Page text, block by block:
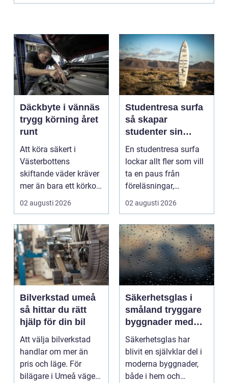
Däckbyte i vännäs
trygg körning året
runt
Att köra säkert i
Västerbottens
skiftande väder kräver
mer än bara ett körkort
och en pålitlig bil. ...
02 augusti 2026
Studentresa surfa
så skapar
studenter sin
ultimata paus från
plugget
En studentresa surfa
lockar allt fler som vill
ta en paus från
föreläsningar,
tentaplugg och sena
02 augusti 2026
Bilverkstad umeå
så hittar du rätt
hjälp för din bil
Att välja bilverkstad
handlar om mer än
pris och läge. För
bilägare i Umeå väger
Säkerhetsglas i
småland tryggare
byggnader med
smarta
glaslösningar
Säkerhetsglas har
blivit en självklar del i
moderna byggnader,
både i hem och